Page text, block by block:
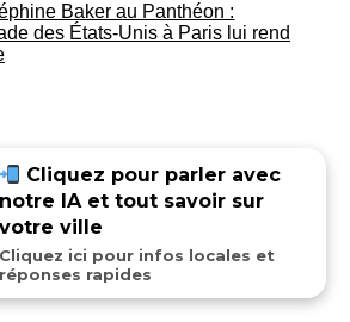
Baker au Panthéon :
des États-Unis à Paris lui rend
Cliquez pour parler avec
notre IA et tout savoir sur
votre ville
Cliquez ici pour infos locales et
réponses rapides